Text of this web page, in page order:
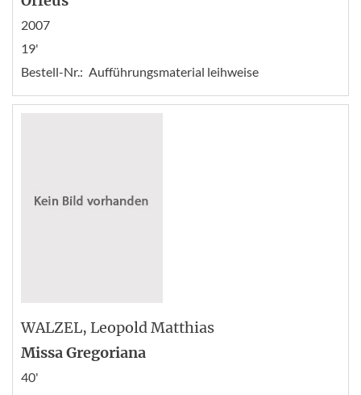
2007
19'
Bestell-Nr.: Aufführungsmaterial leihweise
WALZEL, Leopold Matthias
Missa Gregoriana
40'